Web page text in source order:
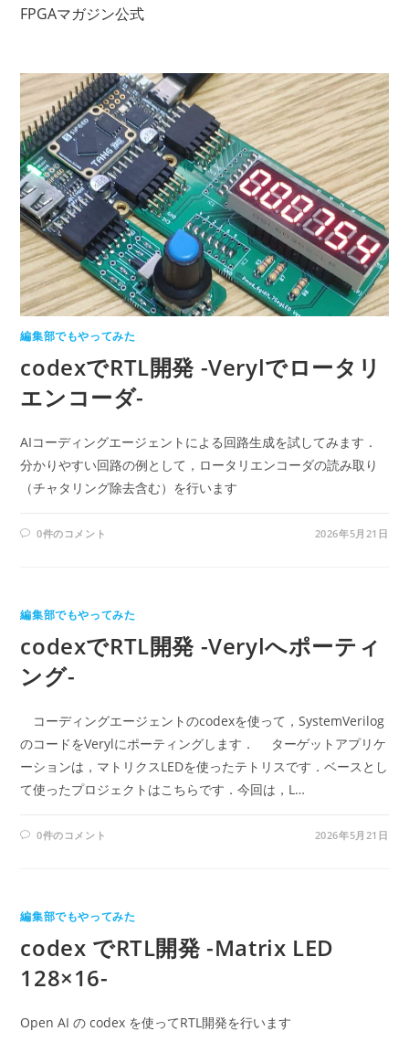
FPGAマガジン公式
編集部でもやってみた
codexでRTL開発 -Verylでロータリ
エンコーダ-
AIコーディングエージェントによる回路生成を試してみます．
分かりやすい回路の例として，ロータリエンコーダの読み取り
（チャタリング除去含む）を行います
0件のコメント 2026年5月21日
編集部でもやってみた
codexでRTL開発 -Verylへポーティ
ング-
コーディングエージェントのcodexを使って，SystemVerilog
のコードをVerylにポーティングします． ターゲットアプリケ
ーションは，マトリクスLEDを使ったテトリスです．ベースとし
て使ったプロジェクトはこちらです．今回は，L…
0件のコメント 2026年5月21日
編集部でもやってみた
codex でRTL開発 -Matrix LED
128×16-
Open AI の codex を使ってRTL開発を行います